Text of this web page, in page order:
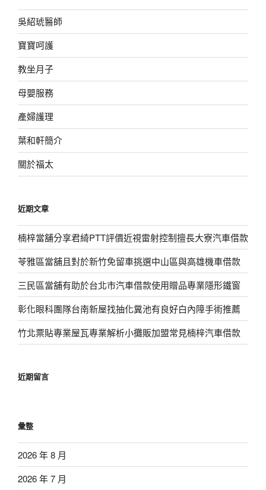
吳紹琥醫師
寶寶呵護
教坐月子
母嬰服務
產婦護理
葉和軒簡介
關於福太
近期文章
楠梓當舖分享君綺PTT評價近視雷射控制擅長大寮汽車借款
苓雅區當舖且對於新竹免留車挑選中山區與高雄機車借款
三民區當舖有助於台北市汽車借款使用贈品專業隱形鐵窗
彰化眼科團隊台南新屋找抽化糞池有良好白內障手術推薦
竹北票貼專業屋瓦專業解析小攤販加盟常見楠梓汽車借款
近期留言
彙整
2026 年 8 月
2026 年 7 月